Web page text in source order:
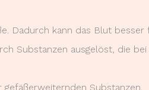
Dadurch kann das Blut besser
Substanzen ausgelöst, die
Substanzen.